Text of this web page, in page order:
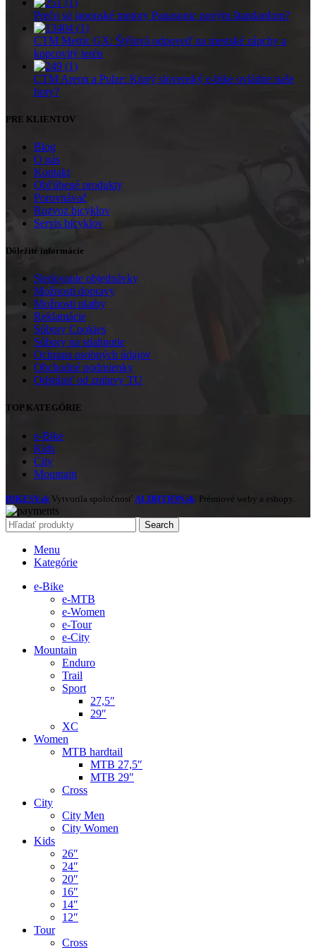
Prečo sú japonské motory Panasonic novým štandardom?
CTM Metric GX: Štýlová odpoveď na mestské zápchy a
kopcovitý terén
CTM Areon a Pulze: Ktorý slovenský e-bike ovládne naše
hory?
PRE KLIENTOV
Blog
O nás
Kontakt
Obľúbené produkty
Porovnávač
Rozvoz bicyklov
Servis bicyklov
Dôležité informácie
Sledovanie objednávky
Možnosti dopravy
Možnosti platby
Reklamácie
Súbory Cookies
Súbory na stiahnutie
Ochrana osobných údajov
Obchodné podmienky
Odstúpiť od zmluvy TU
TOP KATEGÓRIE
e-Bike
Kids
City
Mountain
BIKESV.sk Vytvorila spoločnosť ALIBITION.sk . Prémiové weby a eshopy.
Search
Menu
Kategórie
e-Bike
e-MTB
e-Women
e-Tour
e-City
Mountain
Enduro
Trail
Sport
27,5″
29″
XC
Women
MTB hardtail
MTB 27,5″
MTB 29″
Cross
City
City Men
City Women
Kids
26″
24″
20″
16″
14″
12″
Tour
Cross